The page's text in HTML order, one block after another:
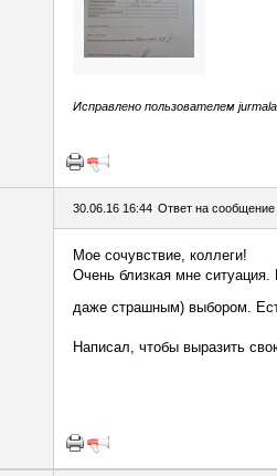
Исправлено пользователем
30.06.16 16:44 Ответ на сообщение
Мое сочувствие, коллеги!
Очень близкая мне
даже страшным) выбором.
Написал, чтобы выразить